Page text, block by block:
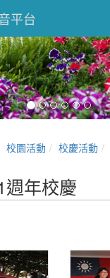
平台
校園活動 校慶活動
年校慶